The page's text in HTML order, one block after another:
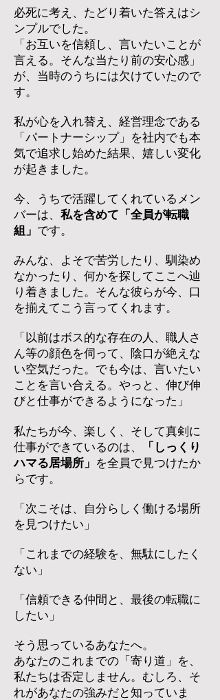
必死に考え、たどり着いた答えはシ
ンプルでした。
「お互いを信頼し、言いたいことが
言える。そんな当たり前の安心感」
が、当時のうちには欠けていたので
す。​
私が心を入れ替え、経営理念である
「パートナーシップ」を社内でも本
気で追求し始めた結果、嬉しい変化
が起きました。
今、うちで活躍してくれているメン
バーは、 私を含めて「全員が転職
組」 です。​
みんな、よそで苦労したり、馴染め
なかったり、何かを探してここへ辿
り着きました。そんな彼らが今、口
を揃えてこう言ってくれます。​
「以前はボス的な存在の人、職人さ
ん等の顔色を伺って、陰口が絶えな
い空気だった。でも今は、言いたい
ことを言い合える。 やっと、伸び伸
びと仕事ができるようになった」​
私たちが今、楽しく、そして真剣に
仕事ができているのは、
「しっくり
ハマる居場所」 を全員で見つけたか
らです。
​「次こそは、自分らしく働ける場所
を見つけたい」​
「これまでの経験を、無駄にしたく
ない」​
「信頼できる仲間と、最後の転職に
したい」​
そう思っているあなたへ。
あなたのこれまでの「寄り道」を、
私たちは否定しません。むしろ、そ
れがあなたの強みだと知っていま